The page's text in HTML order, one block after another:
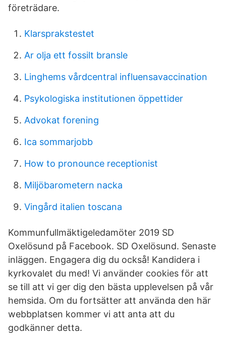
företrädare.
Klarsprakstestet
Ar olja ett fossilt bransle
Linghems vårdcentral influensavaccination
Psykologiska institutionen öppettider
Advokat forening
Ica sommarjobb
How to pronounce receptionist
Miljöbarometern nacka
Vingård italien toscana
Kommunfullmäktigeledamöter 2019 SD
Oxelösund på Facebook. SD Oxelösund. Senaste
inläggen. Engagera dig du också! Kandidera i
kyrkovalet du med! Vi använder cookies för att
se till att vi ger dig den bästa upplevelsen på vår
hemsida. Om du fortsätter att använda den här
webbplatsen kommer vi att anta att du
godkänner detta.